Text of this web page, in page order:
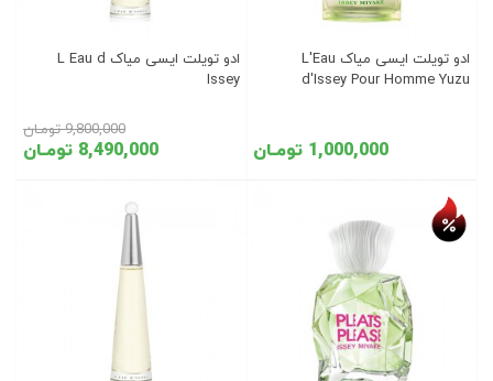
ادو تویلت ایسی میاک L'Eau
d'Issey Pour Homme Yuzu
1,000,000 تومـان
ادو تویلت ایسی میاک L Eau d
Issey
8,490,000 تومـان
9,800,000 تومـان